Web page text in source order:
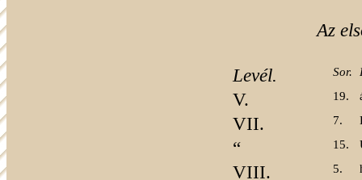
Az
Levél. Sor.
V. 19.
VII. 7.
“ 15.
VIII. 5.